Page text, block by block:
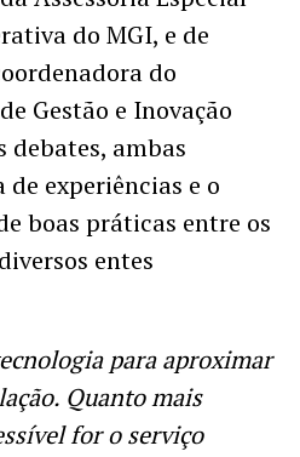
do MGI, e de
do
Gestão e Inovação
debates, ambas
experiências e o
boas práticas entre os
entes
para aproximar
Quanto mais
for o serviço